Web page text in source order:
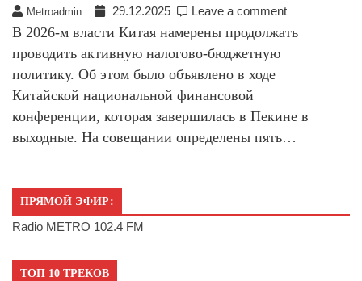
Metroadmin 29.12.2025 Leave a comment
В 2026-м власти Китая намерены продолжать
проводить активную налогово-бюджетную
политику. Об этом было объявлено в ходе
Китайской национальной финансовой
конференции, которая завершилась в Пекине в
выходные. На совещании определены пять…
ПРЯМОЙ ЭФИР:
Radio METRO 102.4 FM
ТОП 10 ТРЕКОВ